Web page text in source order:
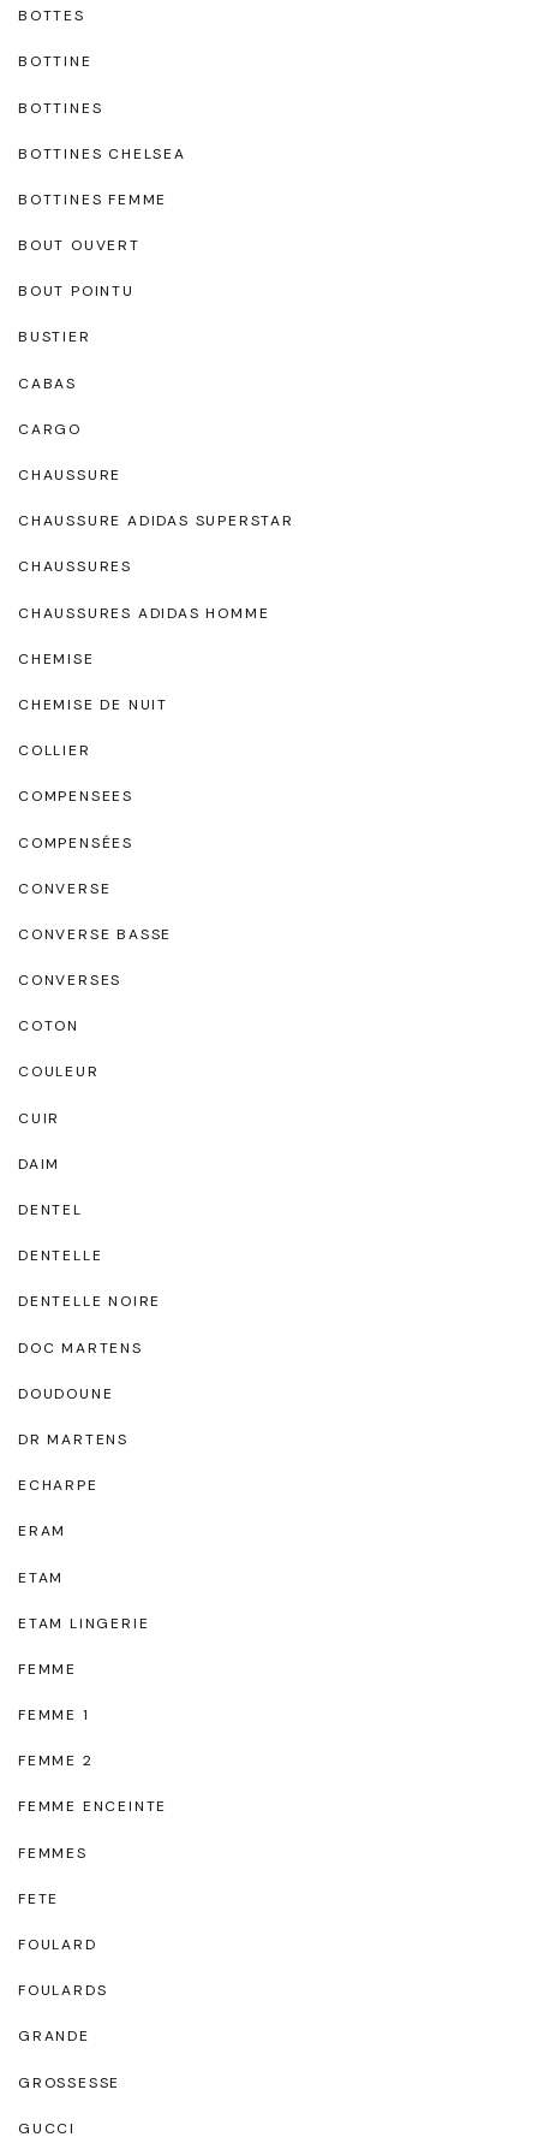
BOTTES
BOTTINE
BOTTINES
BOTTINES CHELSEA
BOTTINES FEMME
BOUT OUVERT
BOUT POINTU
BUSTIER
CABAS
CARGO
CHAUSSURE
CHAUSSURE ADIDAS SUPERSTAR
CHAUSSURES
CHAUSSURES ADIDAS HOMME
CHEMISE
CHEMISE DE NUIT
COLLIER
COMPENSEES
COMPENSÉES
CONVERSE
CONVERSE BASSE
CONVERSES
COTON
COULEUR
CUIR
DAIM
DENTEL
DENTELLE
DENTELLE NOIRE
DOC MARTENS
DOUDOUNE
DR MARTENS
ECHARPE
ERAM
ETAM
ETAM LINGERIE
FEMME
FEMME 1
FEMME 2
FEMME ENCEINTE
FEMMES
FETE
FOULARD
FOULARDS
GRANDE
GROSSESSE
GUCCI